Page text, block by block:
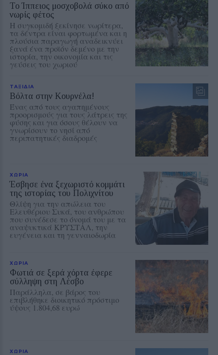
Το Ίππειος μοσχοβολά σύκο από
νωρίς φέτος
Η συγκομιδή ξεκίνησε νωρίτερα,
τα δέντρα είναι φορτωμένα και η
πλούσια παραγωγή αναδεικνύει
ξανά ένα προϊόν δεμένο με την
ιστορία, την οικονομία και τις
γεύσεις του χωριού
ΤΑΞΙΔΙΑ
Βόλτα στην Κουρνέλα!
Ένας από τους αγαπημένους
προορισμούς για τους λάτρεις της
φύσης και για όσους θέλουν να
γνωρίσουν το νησί από
περιπατητικές διαδρομές
ΧΩΡΙΑ
Έσβησε ένα ξεχωριστό κομμάτι
της ιστορίας του Πολιχνίτου
Θλίψη για την απώλεια του
Ελευθέριου Συκά, του ανθρώπου
που συνέδεσε το όνομά του με τα
αναψυκτικά ΚΡΥΣΤΑΛ, την
ευγένεια και τη γενναιοδωρία
ΧΩΡΙΑ
Φωτιά σε ξερά χόρτα έφερε
σύλληψη στη Λέσβο
Παράλληλα, σε βάρος του
επιβλήθηκε διοικητικό πρόστιμο
ύψους 1.804,68 ευρώ
ΧΩΡΙΑ